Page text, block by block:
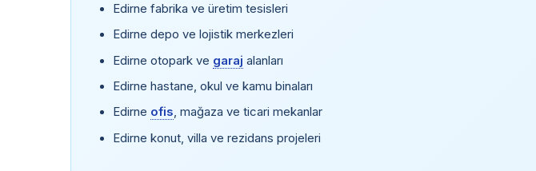
Edirne fabrika ve üretim tesisleri
Edirne depo ve lojistik merkezleri
Edirne otopark ve garaj alanları
Edirne hastane, okul ve kamu binaları
Edirne ofis, mağaza ve ticari mekanlar
Edirne konut, villa ve rezidans projeleri